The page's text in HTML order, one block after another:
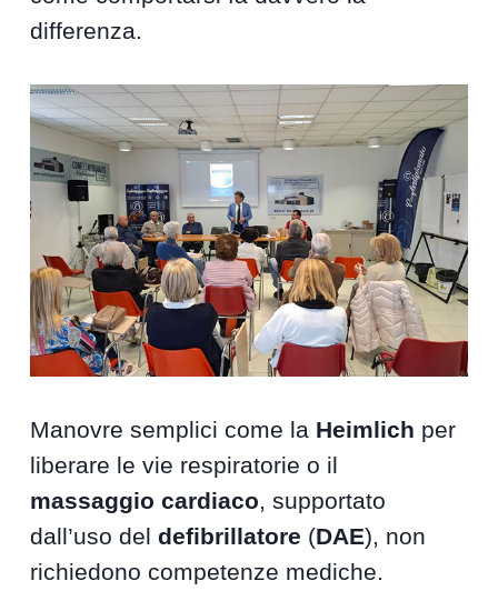
differenza.
Manovre semplici come la Heimlich per
liberare le vie respiratorie o il
massaggio cardiaco, supportato
dall’uso deldefibrillatore (DAE), non
richiedono competenze mediche.